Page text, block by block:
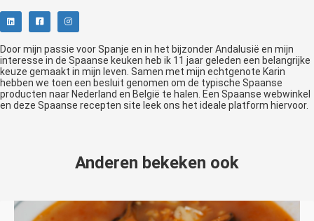
Door mijn passie voor Spanje en in het bijzonder Andalusië en mijn
interesse in de Spaanse keuken heb ik 11 jaar geleden een belangrijke
keuze gemaakt in mijn leven. Samen met mijn echtgenote Karin
hebben we toen een besluit genomen om de typische Spaanse
producten naar Nederland en België te halen. Een Spaanse webwinkel
en deze Spaanse recepten site leek ons het ideale platform hiervoor.
Anderen bekeken ook